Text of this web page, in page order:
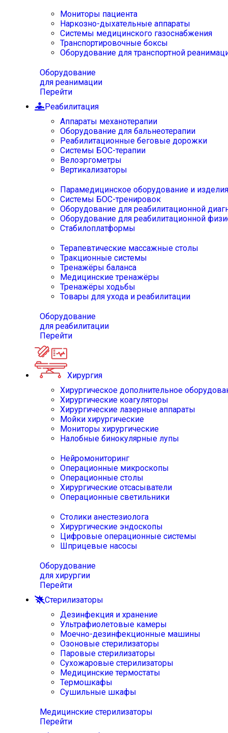
Мониторы пациента
Наркозно-дыхательные аппараты
Системы медицинского газоснабжения
Транспортировочные боксы
Оборудование для транспортной
Оборудование
для реанимации
Перейти
Реабилитация
Аппараты механотерапии
Оборудование для бальнеотерапии
Реабилитационные беговые дорожки
Системы БОС-терапии
Велоэргометры
Вертикализаторы
Парамедицинское оборудование и изделия
Системы БОС-тренировок
Оборудование для реабилитационной
Оборудование для реабилитационной
Стабилоплатформы
Терапевтические массажные столы
Тракционные системы
Тренажёры баланса
Медицинские тренажёры
Тренажёры ходьбы
Товары для ухода и реабилитации
Оборудование
для реабилитации
Перейти
Хирургия
Хирургическое дополнительное
Хирургические коагуляторы
Хирургические лазерные аппараты
Мойки хирургические
Мониторы хирургические
Налобные бинокулярные лупы
Нейромониторинг
Операционные микроскопы
Операционные столы
Хирургические отсасыватели
Операционные светильники
Столики анестезиолога
Хирургические эндоскопы
Цифровые операционные системы
Шприцевые насосы
Оборудование
для хирургии
Перейти
Стерилизаторы
Дезинфекция и хранение
Ультрафиолетовые камеры
Моечно-дезинфекционные машины
Озоновые стерилизаторы
Паровые стерилизаторы
Сухожаровые стерилизаторы
Медицинские термостаты
Термошкафы
Сушильные шкафы
Медицинские стерилизаторы
Перейти